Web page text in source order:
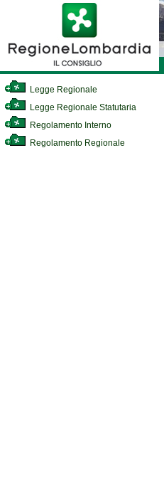
Legge Regionale
Legge Regionale Statutaria
Regolamento Interno
Regolamento Regionale